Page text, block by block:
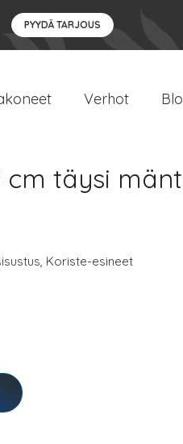
PYYDÄ TARJOUS
Verhot
cm täysi
, Koriste-esineet